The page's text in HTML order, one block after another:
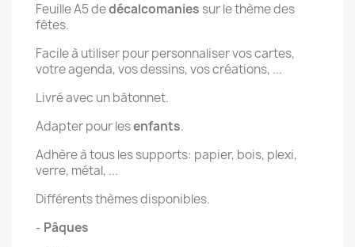
Feuille A5 dedécalcomanies sur le thème des
fêtes.
Facile à utiliser pour personnaliser vos cartes,
votre agenda, vos dessins, vos créations, ...
Livré avec un bâtonnet.
Adapter pour lesenfants.
Adhère à tous les supports: papier, bois, plexi,
verre, métal, ...
Différents thèmes disponibles.
- Pâques